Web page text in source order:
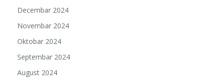
Decembar 2024
Novembar 2024
Oktobar 2024
Septembar 2024
August 2024